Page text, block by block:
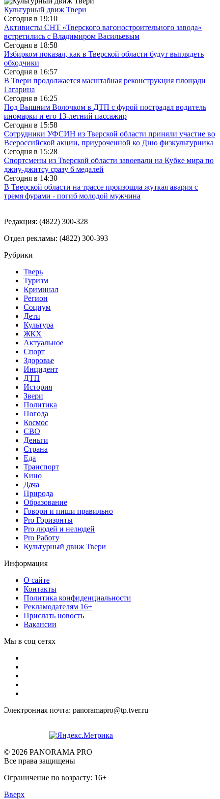
Культурный движ Твери
Сегодня в 19:10
Активисты СНТ «Тверского вагоностроительного завода»
встретились с Владимиром Васильевым
Сегодня в 18:58
Избирком показал, как в Тверской области будут выглядеть
обходчики
Сегодня в 16:57
В Твери продолжается масштабная реконструкция площади
Гагарина
Сегодня в 16:25
Под Вышним Волочком в ДТП с фурой пострадал водитель
иномарки и его 13-летний пассажир
Сегодня в 15:58
Сотрудники УФСИН из Тверской области приняли участие во
Всероссийской акции, приуроченной ко Дню физкультурника
Сегодня в 15:28
Спортсмены из Тверской области завоевали на Кубке мира по
джиу-джитсу сразу 6 медалей
Сегодня в 14:30
В Тверской области на трассе произошла жуткая авария с
тремя фурами - погиб молодой мужчина
Редакция: (4822) 300-328
Отдел рекламы: (4822) 300-393
Рубрики
Тверь
Туризм
Криминал
Регион
Социум
Дети
Культура
ЖКХ
Актуальное
Спорт
Здоровье
Инцидент
ДТП
История
Звери
Политика
Погода
Космос
СВО
Деньги
Страна
Еда
Транспорт
Кино
Дача
Природа
Образование
Говори и пиши правильно
Pro Горизонты
Pro людей и нелюдей
Pro Работу
Культурный движ Твери
Информация
О сайте
Контакты
Политика конфиденциальности
Рекламодателям 16+
Прислать новость
Вакансии
Мы в соц сетях
Электронная почта: panoramapro@tp.tver.ru
© 2026 PANORAMA PRO
Все права защищены
Ограничение по возрасту: 16+
Вверх